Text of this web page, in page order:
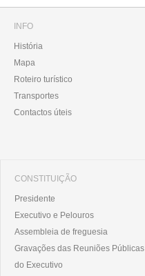
INFO
História
Mapa
Roteiro turístico
Transportes
Contactos úteis
CONSTITUIÇÃO
Presidente
Executivo e Pelouros
Assembleia de freguesia
Gravações das Reuniões Públicas
do Executivo